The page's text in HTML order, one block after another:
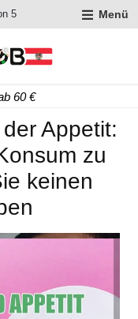
5 Menü
60 €
Appetit:
zu
keinen